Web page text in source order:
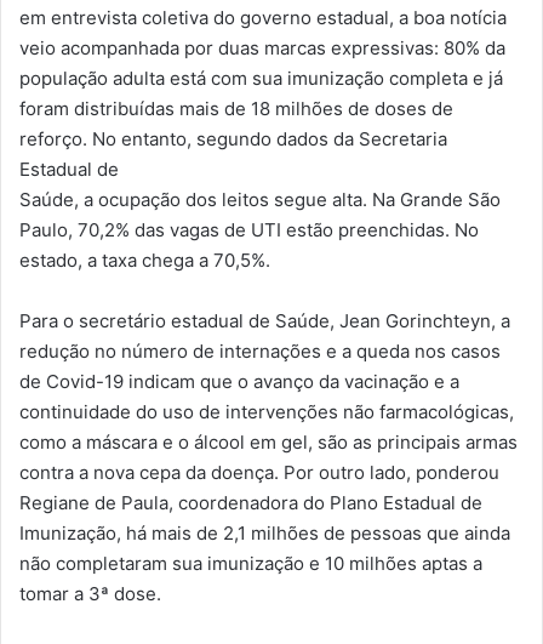
em entrevista coletiva do governo estadual, a boa notícia
veio acompanhada por duas marcas expressivas: 80% da
população adulta está com sua imunização completa e já
foram distribuídas mais de 18 milhões de doses de
reforço. No entanto, segundo dados da Secretaria
Estadual de
Saúde, a ocupação dos leitos segue alta. Na Grande São
Paulo, 70,2% das vagas de UTI estão preenchidas. No
estado, a taxa chega a 70,5%.
Para o secretário estadual de Saúde, Jean Gorinchteyn, a
redução no número de internações e a queda nos casos
de Covid-19 indicam que o avanço da vacinação e a
continuidade do uso de intervenções não farmacológicas,
como a máscara e o álcool em gel, são as principais armas
contra a nova cepa da doença. Por outro lado, ponderou
Regiane de Paula, coordenadora do Plano Estadual de
Imunização, há mais de 2,1 milhões de pessoas que ainda
não completaram sua imunização e 10 milhões aptas a
tomar a 3ª dose.